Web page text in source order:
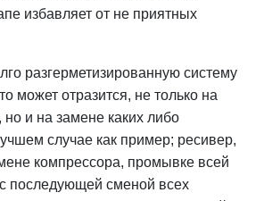
избавляет от не приятных
разгерметизированную систему
может отразится, не только на
и на замене каких либо
случае как пример; ресивер,
компрессора, промывке всей
последующей сменой всех